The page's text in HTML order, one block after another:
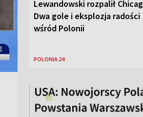
Lewandowski rozpalił
Dwa gole i eksplozja radości
wśród Polonii
POLONIA 24